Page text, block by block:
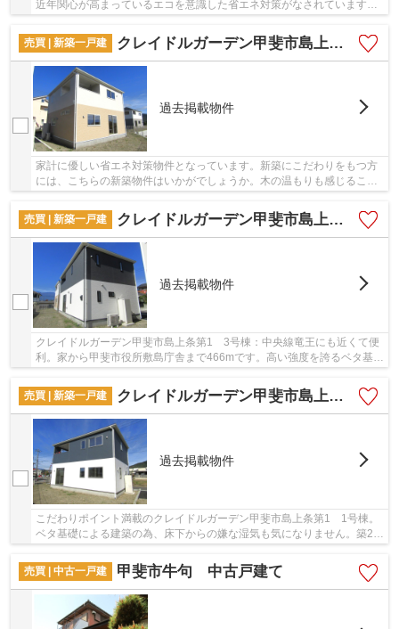
近年関心が高まっているエコを意識した省エネ対策がなされています。
売買 | 新築一戸建
クレイドルガーデン甲斐市島上条第1 4号棟
過去掲載物件
家計に優しい省エネ対策物件となっています。新築にこだわりをもつ方
には、こちらの新築物件はいかがでしょうか。木の温もりも感じること
売買 | 新築一戸建
クレイドルガーデン甲斐市島上条第1 3号棟
過去掲載物件
クレイドルガーデン甲斐市島上条第1 3号棟：中央線竜王にも近くて便
利。家から甲斐市役所敷島庁舎まで466mです。高い強度を誇るベタ基礎
売買 | 新築一戸建
クレイドルガーデン甲斐市島上条第1 1号棟
過去掲載物件
こだわりポイント満載のクレイドルガーデン甲斐市島上条第1 1号棟。
ベタ基礎による建築の為、床下からの嫌な湿気も気になりません。築2年
以内の物件ですので、外観もキレイです。省エ...
売買 | 中古一戸建
甲斐市牛句 中古戸建て